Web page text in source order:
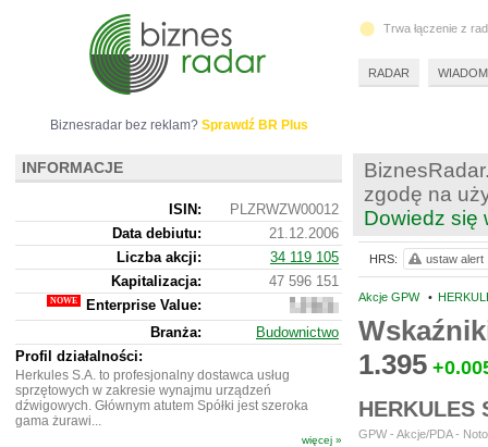
zgodę na
Dowiedz się
Akcje GPW •
1.395
HERKULES
GPW - Akcje/PDA -
HRS: ustaw alert
Biznesradar bez reklam? Sprawdź BR Plus
INFORMACJE
ISIN:
PLZRWZW00012
Data debiutu:
21.12.2006
Liczba akcji:
34 119 105
Kapitalizacja:
47 596 151
Enterprise Value:
61
472
151
Branża:
Budownictwo
Profil działalności:
Herkules S.A. to profesjonalny dostawca usług
sprzętowych w zakresie wynajmu urządzeń
dźwigowych. Głównym atutem Spółki jest szeroka
gama żurawi...
więcej »
Trwa łączenie z
RADAR